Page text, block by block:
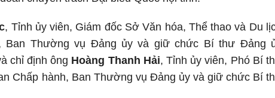
, Tỉnh ủy viên, Giám đốc Sở Văn hóa, Thể thao và Du
Ban Thường vụ Đảng ủy và giữ chức Bí thư Đảng
chỉ định ông Hoàng Thanh Hải, Tỉnh ủy viên, Phó Bí
Chấp hành, Ban Thường vụ Đảng ủy và giữ chức Bí